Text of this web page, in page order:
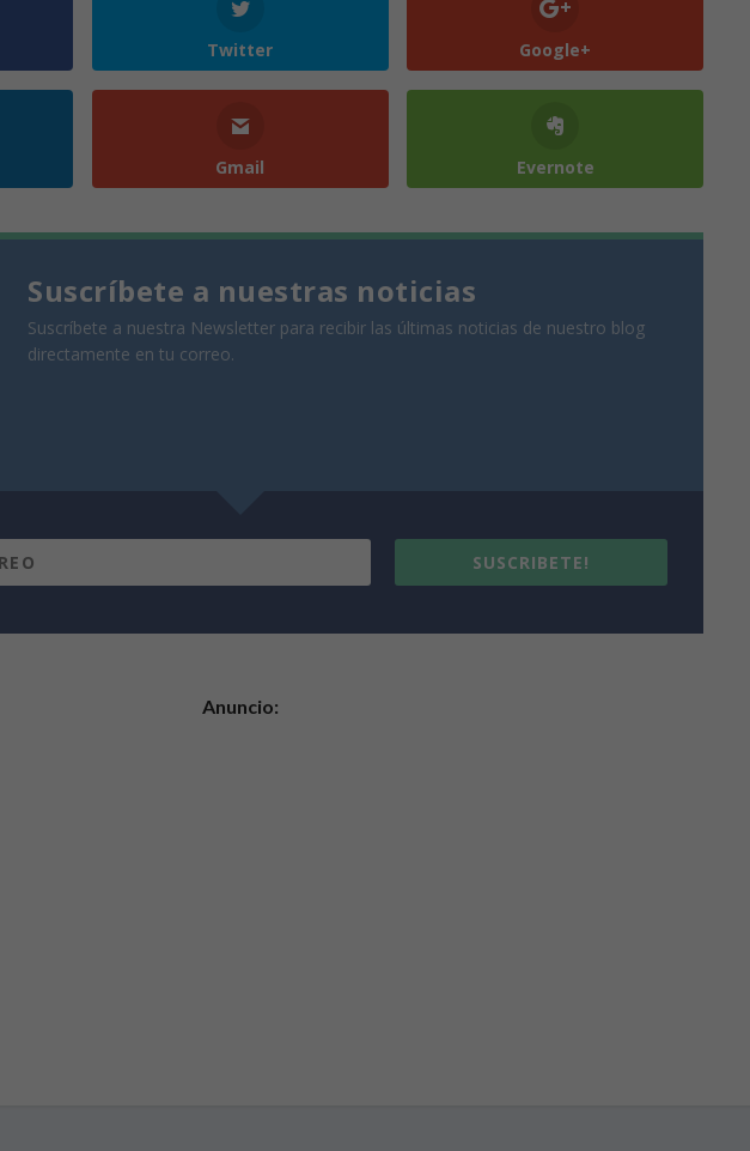
Twitter Google+
Gmail Evernote
Suscríbete a nuestras noticias
Suscríbete a nuestra Newsletter para recibir las últimas noticias de nuestro blog
directamente en tu correo.
SUSCRIBETE!
Anuncio: